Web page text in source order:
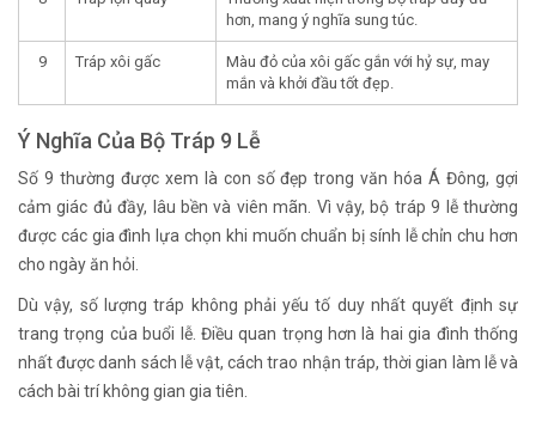
hơn, mang ý nghĩa sung túc.
9 Tráp xôi gấc
Màu đỏ của xôi gấc gắn với hỷ sự, may
mắn và khởi đầu tốt đẹp.
Ý Nghĩa Của Bộ Tráp 9 Lễ
Số 9 thường được xem là con số đẹp trong văn hóa Á Đông, gợi
cảm giác đủ đầy, lâu bền và viên mãn. Vì vậy, bộ tráp 9 lễ thường
được các gia đình lựa chọn khi muốn chuẩn bị sính lễ chỉn chu hơn
cho ngày ăn hỏi.
Dù vậy, số lượng tráp không phải yếu tố duy nhất quyết định sự
trang trọng của buổi lễ. Điều quan trọng hơn là hai gia đình thống
nhất được danh sách lễ vật, cách trao nhận tráp, thời gian làm lễ và
cách bài trí không gian gia tiên.